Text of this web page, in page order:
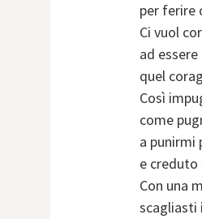
per ferire
Ci vuol
ad
quel
Così
come
a punirmi
e creduto
Con una
scagliasti